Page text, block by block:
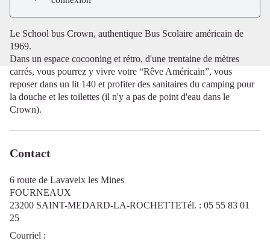
Le School bus Crown, authentique Bus Scolaire américain de
1969.
Dans un espace cocooning et rétro, d'une trentaine de mètres
carrés, vous pourrez y vivre votre “Rêve Américain”, vous
reposer dans un lit 140 et profiter des sanitaires du camping pour
la douche et les toilettes (il n'y a pas de point d'eau dans le
Crown).
Contact
6 route de Lavaveix les Mines
FOURNEAUX
23200 SAINT-MEDARD-LA-ROCHETTETél. : 05 55 83 01
25
Courriel :